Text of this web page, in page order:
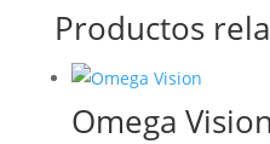
Productos
Omega Vision